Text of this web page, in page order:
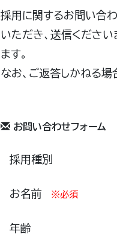
採用に関するお問い合
いただき、送信くださ
ます。
なお、ご返答しかねる
お問い合わせフォーム
採用種別
お名前 ※必須
年齢